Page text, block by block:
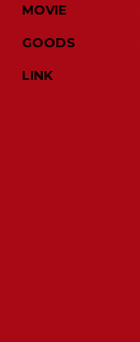
MOVIE
GOODS
LINK